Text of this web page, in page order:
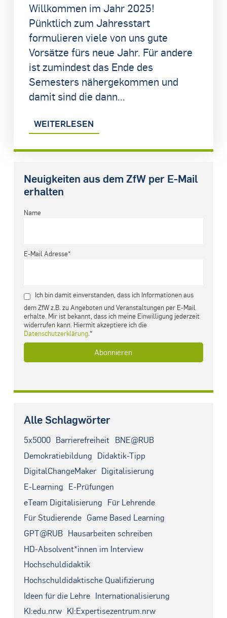
Willkommen im Jahr 2025!
Pünktlich zum Jahresstart
formulieren viele von uns gute
Vorsätze fürs neue Jahr. Für andere
ist zumindest das Ende des
Semesters nähergekommen und
damit sind die dann...
WEITERLESEN
Neuigkeiten aus dem ZfW per E-Mail
erhalten
Name
E-Mail Adresse*
Ich bin damit einverstanden, dass ich Informationen aus
dem ZfW z.B. zu Angeboten und Veranstaltungen per E-Mail
erhalte. Mir ist bekannt, dass ich meine Einwilligung jederzeit
widerrufen kann. Hiermit akzeptiere ich die
Datenschutzerklärung .*
Alle Schlagwörter
5x5000 Barrierefreiheit BNE@RUB
Demokratiebildung Didaktik-Tipp
DigitalChangeMaker Digitalisierung
E-Learning E-Prüfungen
eTeam Digitalisierung Für Lehrende
Für Studierende Game Based Learning
GPT@RUB Hausarbeiten schreiben
HD-Absolvent*innen im Interview
Hochschuldidaktik
Hochschuldidaktische Qualifizierung
Ideen für die Lehre Internationalisierung
KI:edu.nrw KI:Expertisezentrum.nrw